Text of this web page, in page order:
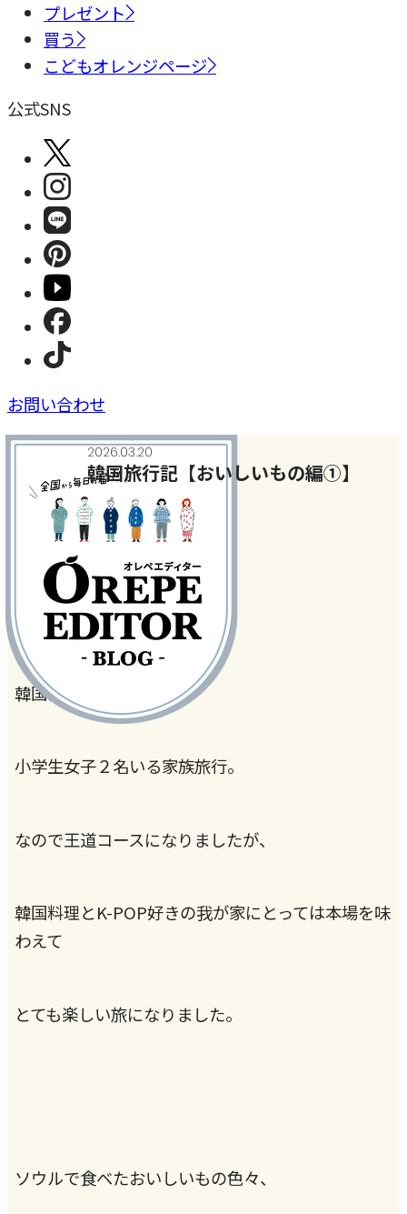
プレゼント
買う
こどもオレンジページ
公式SNS
お問い合わせ
2026.03.20
韓国旅行記【おいしいもの編①】
今月のテーマ
#旅行・おでかけ#韓国料理
韓国に行ってきました。
小学生女子２名いる家族旅行。
なので王道コースになりましたが、
韓国料理とK-POP好きの我が家にとっては本場を味
わえて
とても楽しい旅になりました。
ソウルで食べたおいしいもの色々、